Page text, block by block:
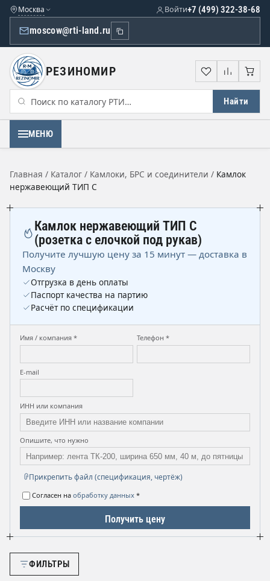
Москва
moscow@rti-land.ru
+7 (499) 322-38-68
Войти
РЕЗИНОМИР
Найти
Избранное
МЕНЮ
Главная / Каталог / Камлоки, БРС и соединители / Камлок
нержавеющий ТИП C
Камлок нержавеющий ТИП C
(розетка с елочкой под рукав)
Получите лучшую цену за 15 минут — доставка в
Москву
Отгрузка в день оплаты
Паспорт качества на партию
Расчёт по спецификации
Имя / компания * Телефон *
E-mail
ИНН или компания
Опишите, что нужно
Прикрепить файл (спецификация, чертёж)
Согласен на обработку данных *
Получить цену
ФИЛЬТРЫ